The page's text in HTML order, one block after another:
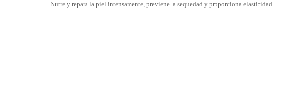
Nutre y repara la piel intensamente, previene la sequedad y proporciona elasticidad.